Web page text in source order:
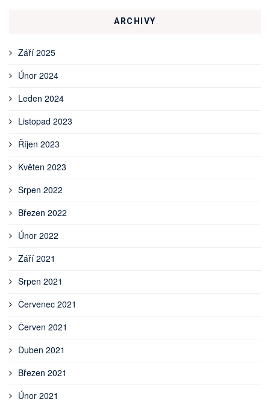
ARCHIVY
Září 2025
Únor 2024
Leden 2024
Listopad 2023
Říjen 2023
Květen 2023
Srpen 2022
Březen 2022
Únor 2022
Září 2021
Srpen 2021
Červenec 2021
Červen 2021
Duben 2021
Březen 2021
Únor 2021